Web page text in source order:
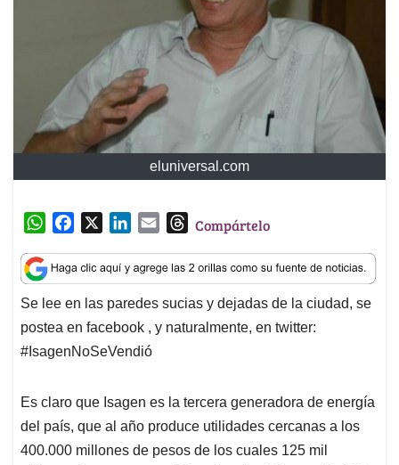
eluniversal.com
W
a
t
s
A
p
c
e
b
o
o
n
k
e
d
I
a
i
l
T
r
e
a
d
Compártelo
Se lee en las paredes sucias y dejadas de la ciudad, se
postea en facebook , y naturalmente, en twitter:
#IsagenNoSeVendió
Es claro que Isagen es la tercera generadora de energía
del país, que al año produce utilidades cercanas a los
400.000 millones de pesos de los cuales 125 mil